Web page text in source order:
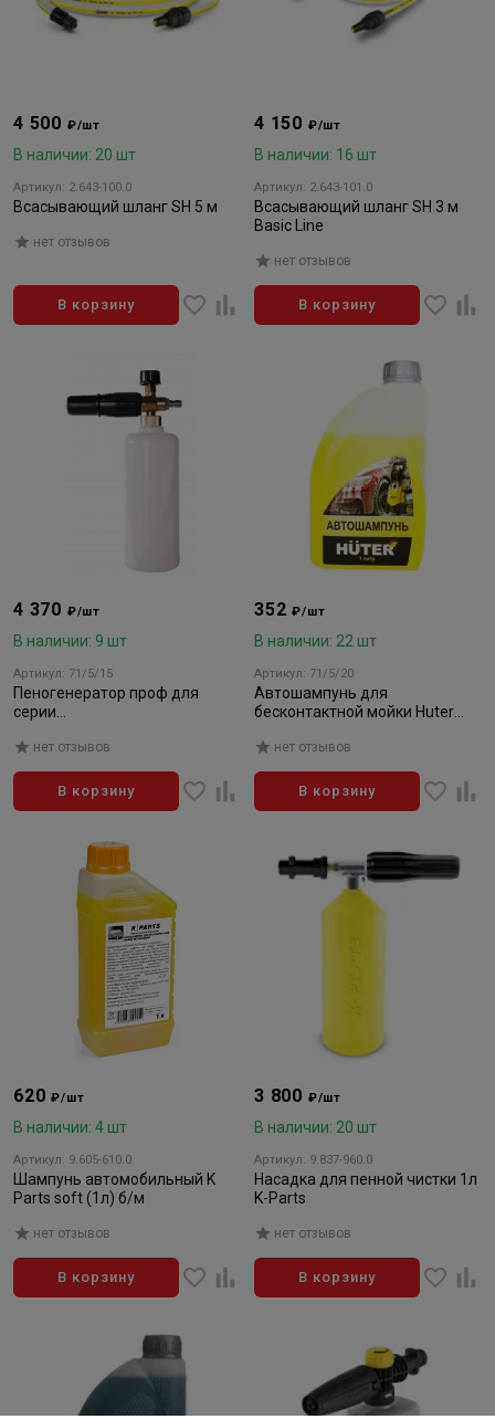
4 500 ₽/шт
В наличии: 20 шт
Артикул: 2.643-100.0
Всасывающий шланг SH 5 м
нет отзывов
В корзину
4 150 ₽/шт
В наличии: 16 шт
Артикул: 2.643-101.0
Всасывающий шланг SH 3 м
Basic Line
нет отзывов
В корзину
4 370 ₽/шт
В наличии: 9 шт
Артикул: 71/5/15
Пеногенератор проф для
серии
(кроме ARV)
нет отзывов
В корзину
352₽/шт
В наличии: 22 шт
Артикул: 71/5/20
Автошампунь для
бесконтактной мойки Huter
нет отзывов
В корзину
620₽/шт
В наличии: 4 шт
Артикул: 9.605-610.0
Шампунь автомобильный K
Parts soft (1л) б/м
нет отзывов
В корзину
3 800 ₽/шт
В наличии: 20 шт
Артикул: 9.837-960.0
Насадка для пенной чистки 1л
K-Parts
нет отзывов
В корзину